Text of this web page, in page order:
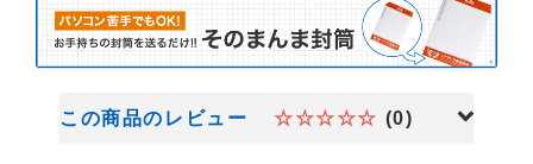
この商品のレビュー ☆☆☆☆☆ (0)